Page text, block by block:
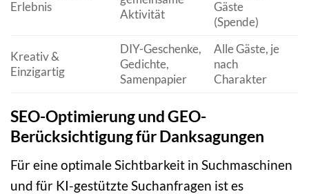
Erlebnis
Aktivität
Gäste
(Spende)
Kreativ &
Einzigartig
DIY-Geschenke,
Gedichte,
Samenpapier
Alle Gäste, je
nach
Charakter
SEO-Optimierung und GEO-
Berücksichtigung für Danksagungen
Für eine optimale Sichtbarkeit in Suchmaschinen
und für KI-gestützte Suchanfragen ist es